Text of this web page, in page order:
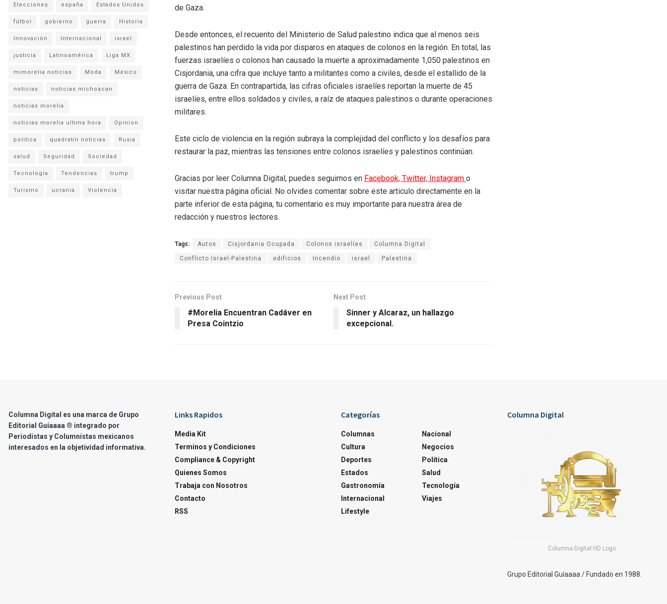
de Gaza.
Desde entonces, el recuento del Ministerio de Salud palestino indica que al menos seis
palestinos han perdido la vida por disparos en ataques de colonos en la región. En total, las
fuerzas israelíes o colonos han causado la muerte a aproximadamente 1,050 palestinos en
Cisjordania, una cifra que incluye tanto a militantes como a civiles, desde el estallido de la
guerra de Gaza. En contrapartida, las cifras oficiales israelíes reportan la muerte de 45
israelíes, entre ellos soldados y civiles, a raíz de ataques palestinos o durante operaciones
militares.
Este ciclo de violencia en la región subraya la complejidad del conflicto y los desafíos para
restaurar la paz, mientras las tensiones entre colonos israelíes y palestinos continúan.
Gracias por leer Columna Digital, puedes seguirnos en Facebook, Twitter, Instagram o
visitar nuestra página oficial. No olvides comentar sobre este articulo directamente en la
parte inferior de esta página, tu comentario es muy importante para nuestra área de
redacción y nuestros lectores.
Tags: Autos Cisjordania Ocupada Colonos israelíes Columna Digital
Conflicto Israel-Palestina edificios Incendio israel Palestina
Previous Post
#Morelia Encuentran Cadáver en
Presa Cointzio
Next Post
Sinner y Alcaraz, un hallazgo
excepcional.
Elecciones españa Estados Unidos
fútbol gobierno guerra Historia
Innovación Internacional israel
justicia Latinoamérica Liga MX
mimorelia noticias Moda México
noticias noticias michoacan
noticias morelia
noticias morelia ultima hora Opinion
politica quadratin noticias Rusia
salud Seguridad Sociedad
Tecnología Tendencias trump
Turismo ucrania Violencia
Columna Digital es una marca de Grupo
Editorial Guíaaaa ® integrado por
Periodistas y Columnistas mexicanos
interesados en la objetividad informativa.
Links Rapidos
Media Kit
Terminos y Condiciones
Compliance & Copyright
Quienes Somos
Trabaja con Nosotros
Contacto
RSS
Categorías
Columnas
Cultura
Deportes
Estados
Gastronomía
Internacional
Lifestyle
Nacional
Negocios
Política
Salud
Tecnología
Viajes
Columna Digital
Columna Digital HD Logo
Grupo Editorial Guíaaaa / Fundado en 1988.